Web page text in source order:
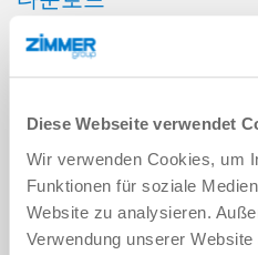
Diese Webseite verwendet
Wir verwenden Cookies, um
Funktionen für soziale
Website zu analysieren.
Verwendung unserer
다운로드